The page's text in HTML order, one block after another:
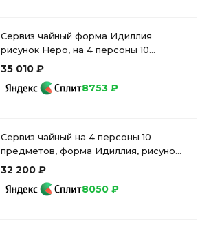
Сервиз чайный форма Идиллия
рисунок Неро, на 4 персоны 10
предметов, арт. 81.32140.00.1
35 010 ₽
8753 ₽
Сервиз чайный на 4 персоны 10
предметов, форма Идиллия, рисунок
Жемчужная сетка, в упаковке, арт.
32 200 ₽
8050 ₽